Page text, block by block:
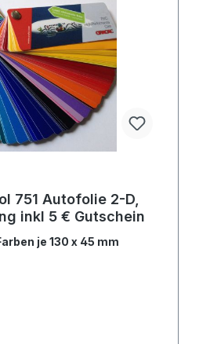
751 Autofolie 2-D,
inkl 5 € Gutschein
je 130 x 45 mm